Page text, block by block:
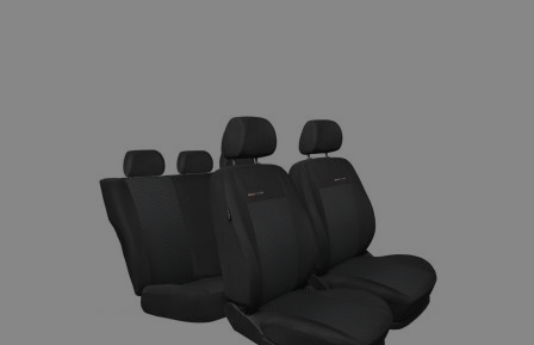
Deseos